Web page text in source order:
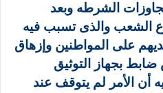
الشرطه وبعد
الشعب والذى تسبب فيه
على المواطنين وإزهاق
بجهاز التوثيق
أن الأمر لم يتوقف عند